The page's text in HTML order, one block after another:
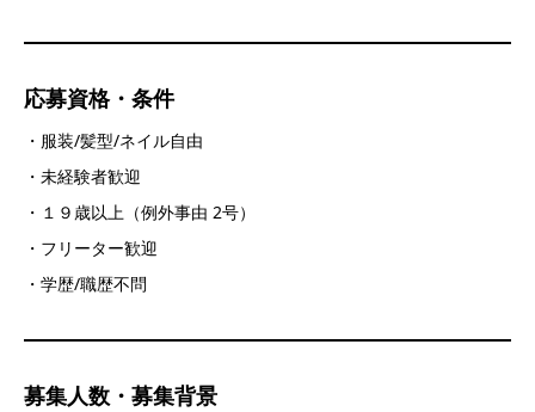
応募資格・条件
・服装/髪型/ネイル自由
・未経験者歓迎
・１９歳以上（例外事由 2号）
・フリーター歓迎
・学歴/職歴不問
募集人数・募集背景